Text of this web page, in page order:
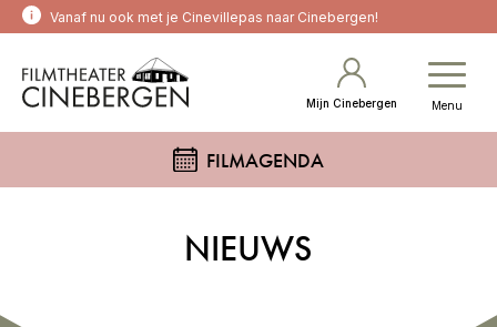
Vanaf nu ook met je Cinevillepas naar Cinebergen!
Mijn Cinebergen Menu
FILMAGENDA
NIEUWS